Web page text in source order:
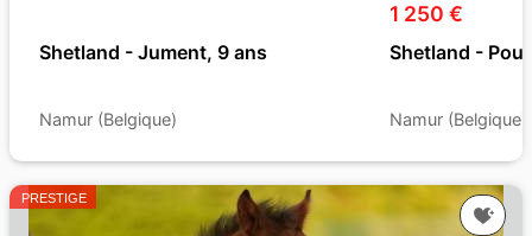
Shetland - Jument, 9 ans
Namur (Belgique)
1 250 €
Shetland -
Namur (Belgique)
PRESTIGE